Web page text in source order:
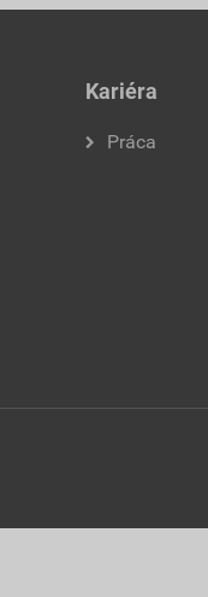
Kariéra
Práca